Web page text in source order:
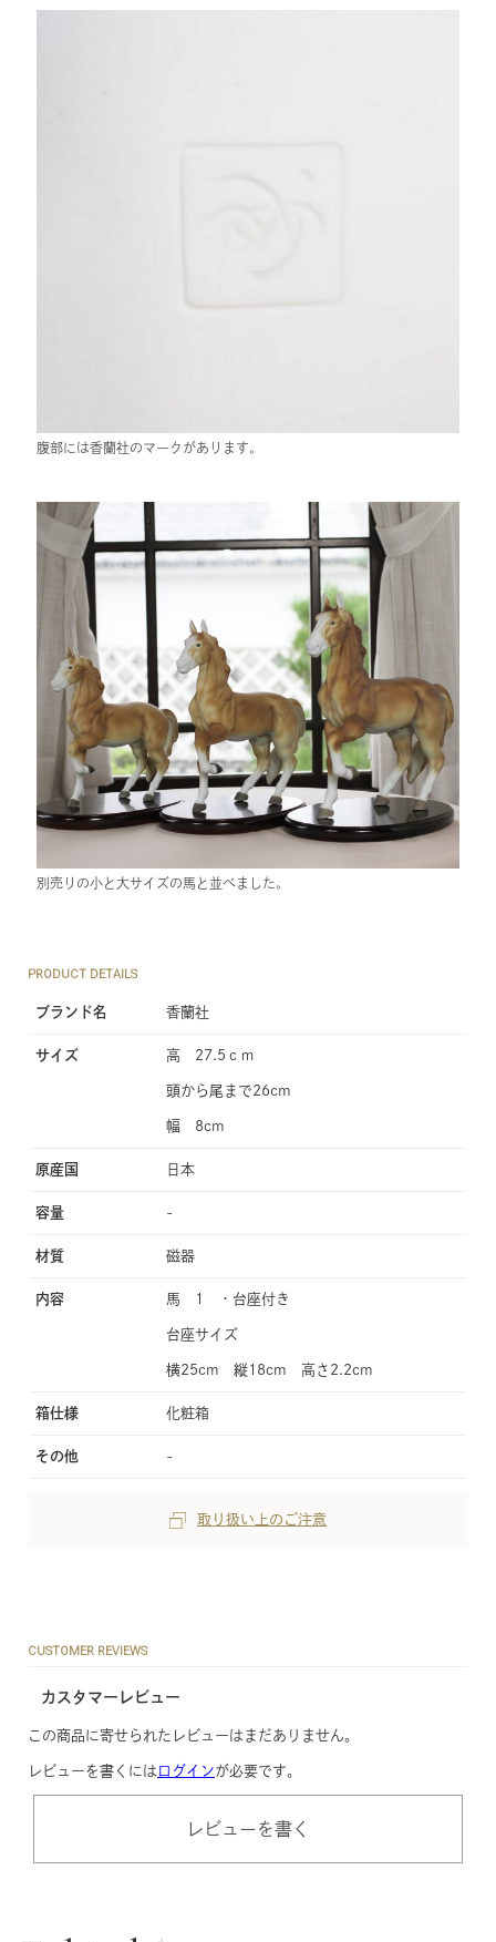
腹部には香蘭社のマークがあります。
別売りの小と大サイズの馬と並べました。
PRODUCT DETAILS
ブランド名 香蘭社
サイズ 高 27.5ｃｍ
頭から尾まで26cm
幅 8cm
原産国 日本
容量 -
材質 磁器
内容 馬 1 ・台座付き
台座サイズ
横25cm 縦18cm 高さ2.2cm
箱仕様 化粧箱
その他 -
取り扱い上のご注意
CUSTOMER REVIEWS
カスタマーレビュー
この商品に寄せられたレビューはまだありません。
レビューを書くには ログインが必要です。
レビューを書く